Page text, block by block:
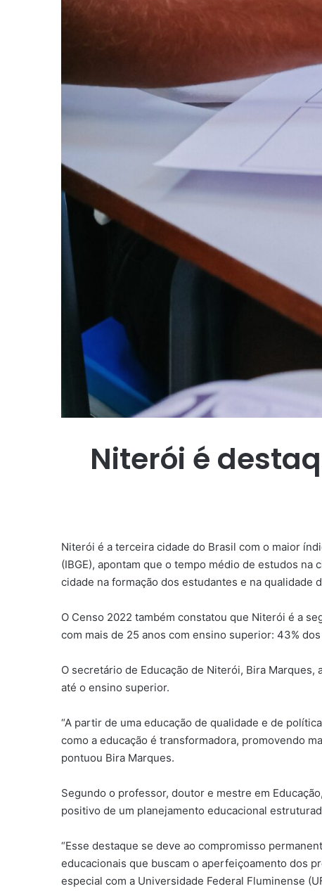
Niterói é
Niterói é a terceira cidade do Brasil com o maior
(IBGE), apontam que o tempo médio de estudos
cidade na formação dos estudantes e na qualidade
O Censo 2022 também constatou que Niterói é a
com mais de 25 anos com ensino superior: 43%
O secretário de Educação de Niterói, Bira
até o ensino superior.
“A partir de uma educação de qualidade e de
como a educação é transformadora, promovendo
pontuou Bira Marques.
Segundo o professor, doutor e mestre em
positivo de um planejamento educacional
“Esse destaque se deve ao compromisso
educacionais que buscam o aperfeiçoamento dos
especial com a Universidade Federal Fluminense